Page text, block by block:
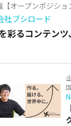
オープンポジショ
社ブシロード
彩るコンテン